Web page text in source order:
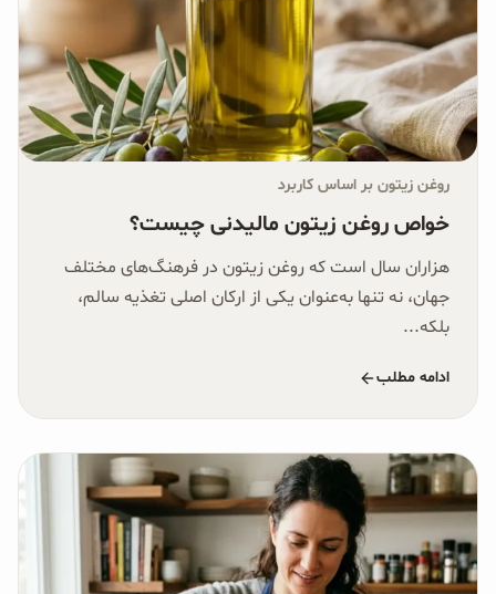
روغن زیتون بر اساس کاربرد
خواص روغن زیتون مالیدنی چیست؟
هزاران سال است که روغن زیتون در فرهنگ‌های مختلف
جهان، نه تنها به‌عنوان یکی از ارکان اصلی تغذیه سالم،
بلکه...
ادامه مطلب